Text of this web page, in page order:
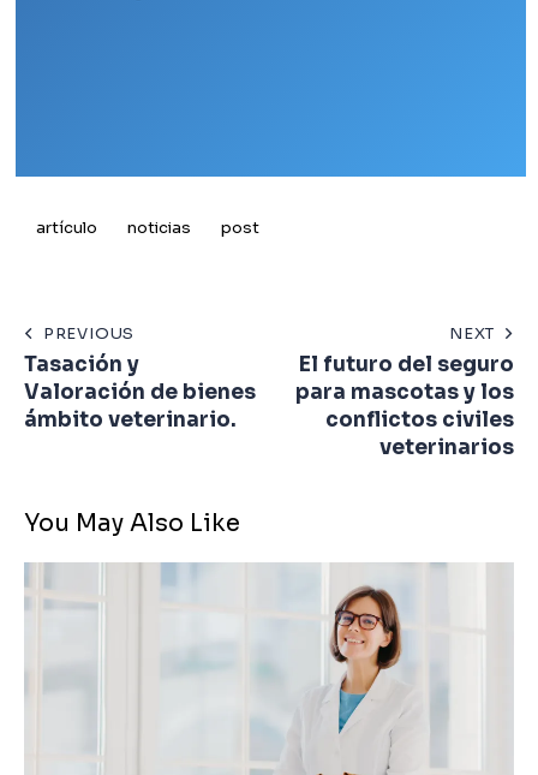
artículo noticias post
PREVIOUS
Tasación y
Valoración de bienes
ámbito veterinario.
NEXT
El futuro del seguro
para mascotas y los
conflictos civiles
veterinarios
You May Also Like